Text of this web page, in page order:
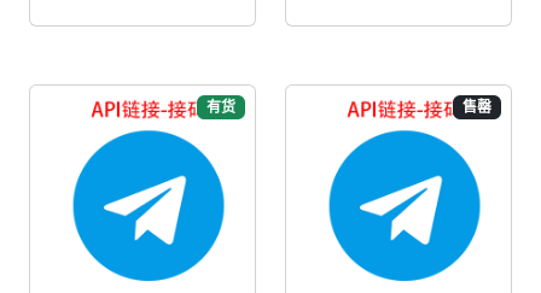
有货 售罄